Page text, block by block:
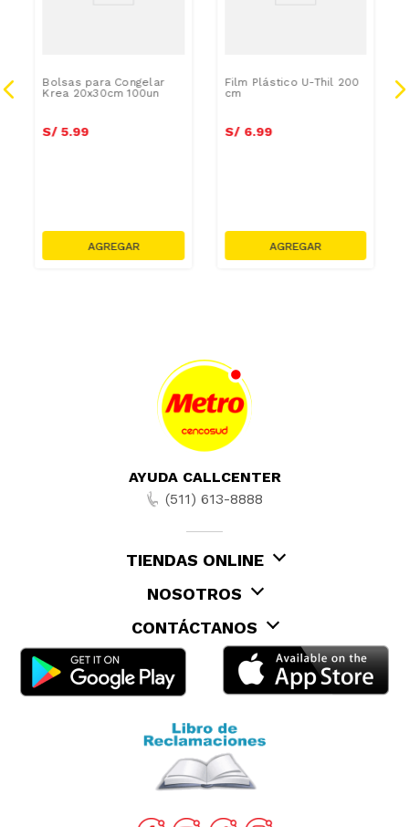
Bolsas para Congelar
Krea 20x30cm 100un
S/ 5.99
Film Plástico U-Thil 200
cm
S/ 6.99
AYUDA CALLCENTER
(511) 613-8888
TIENDAS ONLINE
NOSOTROS
CONTÁCTANOS